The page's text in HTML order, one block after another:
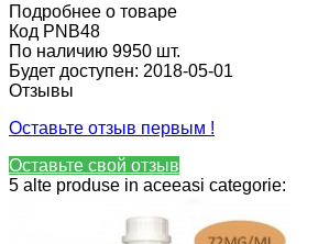
Подробнее о товаре
Код PNB48
По наличию 9950 шт.
Будет доступен: 2018-05-01
Отзывы
Оставьте отзыв первым !
Оставьте свой отзыв
5 alte produse in aceeasi categorie: